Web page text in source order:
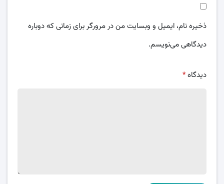
ذخیره نام، ایمیل و وبسایت من در مرورگر برای زمانی که دوباره
دیدگاهی می‌نویسم.
دیدگاه*